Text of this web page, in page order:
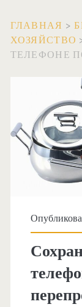
ГЛАВНАЯ >
ХОЗЯЙСТВО
ТЕЛЕФОНЕ